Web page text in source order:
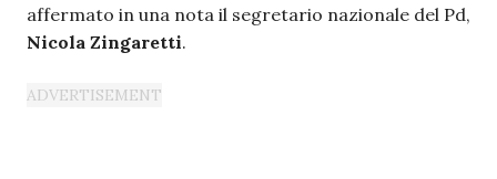
affermato in una nota il segretario nazionale del Pd,
Nicola Zingaretti.